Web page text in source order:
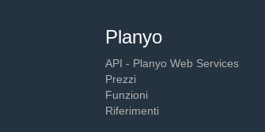
Planyo
API - Planyo Web Services
Prezzi
Funzioni
Riferimenti